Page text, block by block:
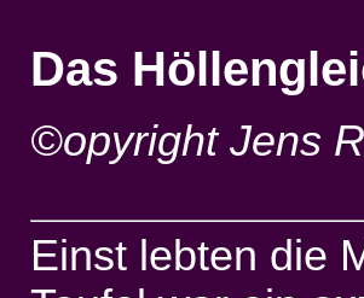
Das
©opyright Jens
Einst lebten die